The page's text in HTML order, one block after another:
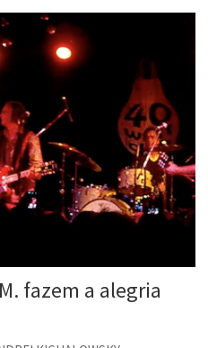
não é a resposta
fazem a alegria